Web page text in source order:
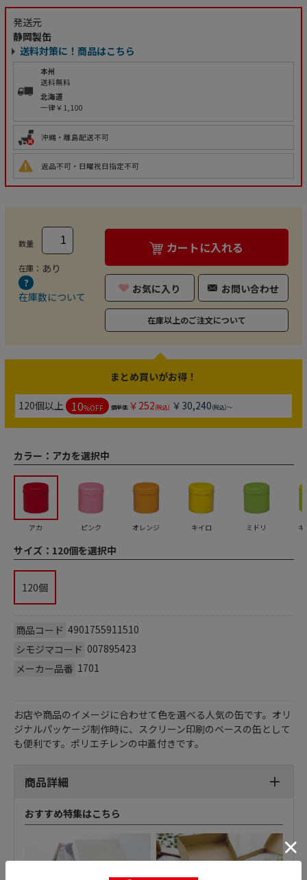
発送元
静岡製缶
送料対策に！商品はこちら
本州
送料無料
北海道
一律￥1,100
沖縄・離島配送不可
返品不可・日曜祝日指定不可
数量
在庫： あり
在庫数について
カートに入れる
お気に入り お問い合わせ
在庫以上のご注文について
まとめ買いがお得！
120個以上 10%OFF 個単価:￥252(税込) ￥30,240(税込)～
カラー： アカを選択中
アカ ピンク オレンジ キイロ ミドリ キ
サイズ： 120個を選択中
120個
商品コード 4901755911510
シモジマコード 007895423
メーカー品番 1701
お店や商品のイメージに合わせて色を選べる人気の缶です。オリ
ジナルパッケージ制作時に、スクリーン印刷のベースの缶として
も便利です。ポリエチレンの中蓋付きです。
商品詳細
おすすめ特集はこちら